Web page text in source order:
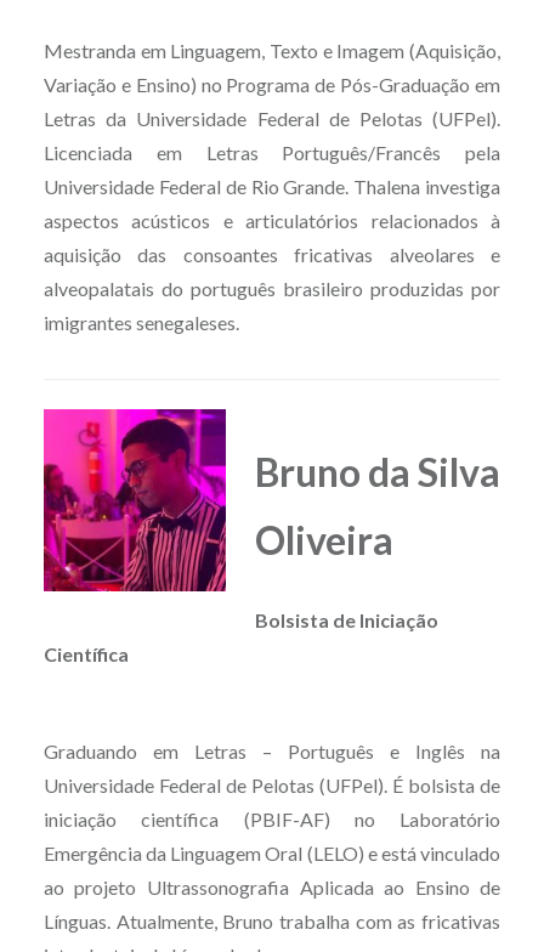
Mestranda em Linguagem, Texto e Imagem (Aquisição,
Variação e Ensino) no Programa de Pós-Graduação em
Letras da Universidade Federal de Pelotas (UFPel).
Licenciada em Letras Português/Francês pela
Universidade Federal de Rio Grande. Thalena investiga
aspectos acústicos e articulatórios relacionados à
aquisição das consoantes fricativas alveolares e
alveopalatais do português brasileiro produzidas por
imigrantes senegaleses.
Bruno da Silva
Oliveira
Bolsista de Iniciação
Científica
Graduando em Letras – Português e Inglês na
Universidade Federal de Pelotas (UFPel). É bolsista de
iniciação científica (PBIF-AF) no Laboratório
Emergência da Linguagem Oral (LELO) e está vinculado
ao projeto Ultrassonografia Aplicada ao Ensino de
Línguas. Atualmente, Bruno trabalha com as fricativas